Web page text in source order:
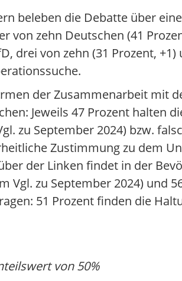
beleben die Debatte über
zehn Deutschen (41
drei von zehn (31 Prozent,
der Zusammenarbeit mit
Jeweils 47 Prozent halten
zu September 2024) bzw.
Zustimmung zu dem
der Linken findet in der
zu September 2024) und
51 Prozent finden die
von 50%